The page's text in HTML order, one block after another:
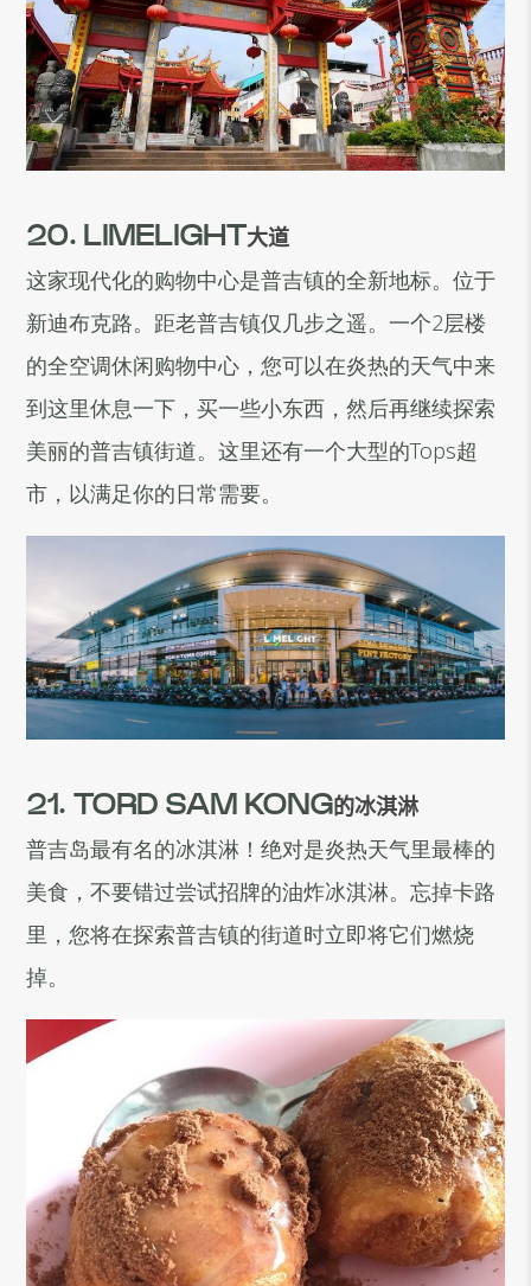
20. LIMELIGHT大道
这家现代化的购物中心是普吉镇的全新地标。位于
新迪布克路。距老普吉镇仅几步之遥。一个2层楼
的全空调休闲购物中心，您可以在炎热的天气中来
到这里休息一下，买一些小东西，然后再继续探索
美丽的普吉镇街道。这里还有一个大型的Tops超
市，以满足你的日常需要。
21. TORD SAM KONG的冰淇淋
普吉岛最有名的冰淇淋！绝对是炎热天气里最棒的
美食，不要错过尝试招牌的油炸冰淇淋。忘掉卡路
里，您将在探索普吉镇的街道时立即将它们燃烧
掉。